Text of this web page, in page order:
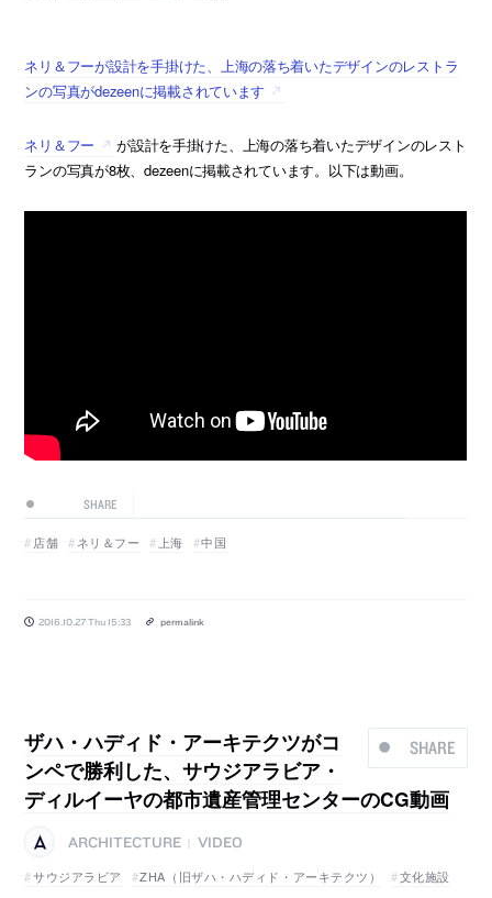
ネリ＆フーが設計を手掛けた、上海の落ち着いたデザインのレストラ
ンの写真がdezeenに掲載されています
ネリ＆フー
が設計を手掛けた、上海の落ち着いたデザインのレスト
ランの写真が8枚、dezeenに掲載されています。以下は動画。
SHARE
店舗 ネリ＆フー 上海 中国
2016.10.27 Thu 15:33 permalink
SHARE
ザハ・ハディド・アーキテクツがコ
ンペで勝利した、サウジアラビア・
ディルイーヤの都市遺産管理センターのCG動画
ARCHITECTURE
VIDEO
サウジアラビア
ZHA（旧ザハ・ハディド・アーキテクツ） 文化施設